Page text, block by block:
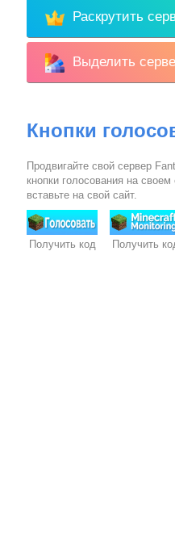
Раскрутить
Выделить
Кнопки
Продвигайте свой сервер
кнопки голосования на
вставьте на свой сайт.
Получить код Получить